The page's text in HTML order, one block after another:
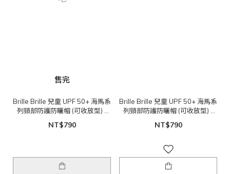
售完
Brille Brille 兒童 UPF 50+ 海馬系
列頸部防護防曬帽 (可收放型) -
夏日水果吧
NT$790
Brille Brille 兒童 UPF 50+ 海馬系
列頸部防護防曬帽 (可收放型) -
草莓汽水
NT$790